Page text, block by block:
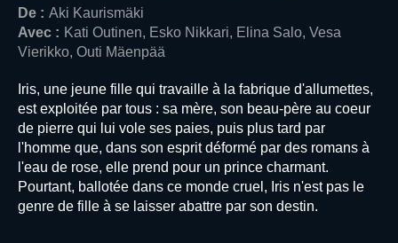
De : Aki Kaurismäki
Avec : Kati Outinen, Esko Nikkari, Elina Salo, Vesa
Vierikko, Outi Mäenpää
Iris, une jeune fille qui travaille à la fabrique d'allumettes,
est exploitée par tous : sa mère, son beau-père au coeur
de pierre qui lui vole ses paies, puis plus tard par
l'homme que, dans son esprit déformé par des romans à
l'eau de rose, elle prend pour un prince charmant.
Pourtant, ballotée dans ce monde cruel, Iris n'est pas le
genre de fille à se laisser abattre par son destin.